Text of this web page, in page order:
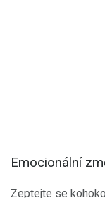
Emocionální
Zeptejte se